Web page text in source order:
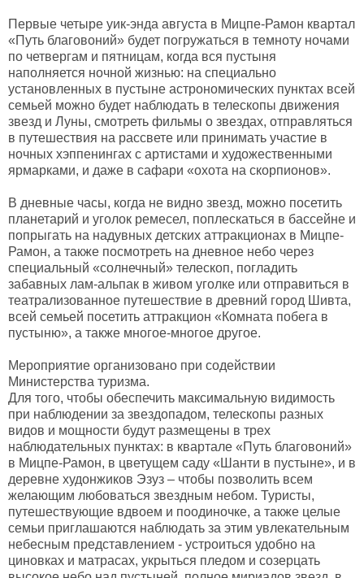
Первые четыре уик-энда августа в Мицпе-Рамон квартал
«Путь благовоний» будет погружаться в темноту ночами
по четвергам и пятницам, когда вся пустыня
наполняется ночной жизнью: на специально
установленных в пустыне астрономических пунктах всей
семьей можно будет наблюдать в телескопы движения
звезд и Луны, смотреть фильмы о звездах, отправляться
в путешествия на рассвете или принимать участие в
ночных хэппенингах с артистами и художественными
ярмарками, и даже в сафари «охота на скорпионов».
В дневные часы, когда не видно звезд, можно посетить
планетарий и уголок ремесел, поплескаться в бассейне и
попрыгать на надувных детских аттракционах в Мицпе-
Рамон, а также посмотреть на дневное небо через
специальный «солнечный» телескоп, погладить
забавных лам-альпак в живом уголке или отправиться в
театрализованное путешествие в древний город Шивта,
всей семьей посетить аттракцион «Комната побега в
пустыню», а также многое-многое другое.
Мероприятие организовано при содействии
Министерства туризма.
Для того, чтобы обеспечить максимальную видимость
при наблюдении за звездопадом, телескопы разных
видов и мощности будут размещены в трех
наблюдательных пунктах: в квартале «Путь благовоний»
в Мицпе-Рамон, в цветущем саду «Шанти в пустыне», и в
деревне худонжиков Эзуз – чтобы позволить всем
желающим любоваться звездным небом. Туристы,
путешествующие вдвоем и поодиночке, а также целые
семьи приглашаются наблюдать за этим увлекательным
небесным представлением - устроиться удобно на
циновках и матрасах, укрыться пледом и созерцать